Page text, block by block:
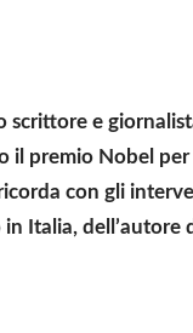
scrittore e
il premio Nobel
con gli
Italia, dell’autore